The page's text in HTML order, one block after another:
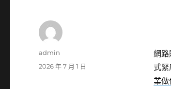
網路
式緊
業
作
admin
發
2026 年 7 月 1 日